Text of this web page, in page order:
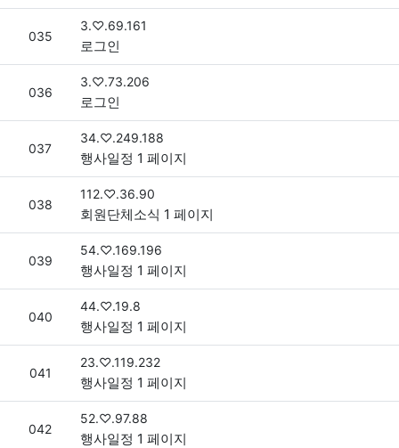
번호
035
접속자
3.♡.69.161
로그인
번호
036
접속자
3.♡.73.206
로그인
번호
037
접속자
34.♡.249.188
행사일정 1 페이지
번호
038
접속자
112.♡.36.90
회원단체소식 1 페이지
번호
039
접속자
54.♡.169.196
행사일정 1 페이지
번호
040
접속자
44.♡.19.8
행사일정 1 페이지
번호
041
접속자
23.♡.119.232
행사일정 1 페이지
번호
042
접속자
52.♡.97.88
행사일정 1 페이지